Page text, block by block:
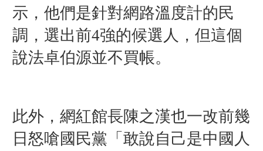
示，他們是針對網路溫度計的民
調，選出前4強的候選人，但這個
說法卓伯源並不買帳。
此外，網紅館長陳之漢也一改前幾
日怒嗆國民黨「敢說自己是中國人